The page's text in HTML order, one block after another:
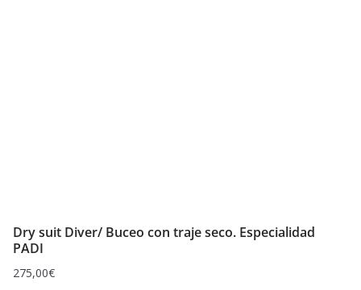
Dry suit Diver/ Buceo con traje seco. Especialidad
PADI
275,00€